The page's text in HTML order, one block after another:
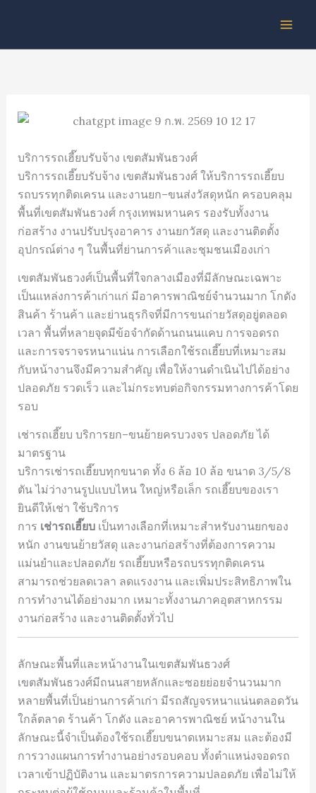
content
บริการรถเฮี๊ยบรับจ้าง เขตสัมพันธวงศ์
บริการรถเฮี๊ยบรับจ้าง เขตสัมพันธวงศ์ ให้บริการรถเฮี๊ยบ
รถบรรทุกติดเครน และงานยก–ขนส่งวัสดุหนัก ครอบคลุม
พื้นที่เขตสัมพันธวงศ์ กรุงเทพมหานคร รองรับทั้งงาน
ก่อสร้าง งานปรับปรุงอาคาร งานยกวัสดุ และงานติดตั้ง
อุปกรณ์ต่าง ๆ ในพื้นที่ย่านการค้าและชุมชนเมืองเก่า
เขตสัมพันธวงศ์เป็นพื้นที่ใจกลางเมืองที่มีลักษณะเฉพาะ
เป็นแหล่งการค้าเก่าแก่ มีอาคารพาณิชย์จำนวนมาก โกดัง
สินค้า ร้านค้า และย่านธุรกิจที่มีการขนถ่ายวัสดุอยู่ตลอด
เวลา พื้นที่หลายจุดมีข้อจำกัดด้านถนนแคบ การจอดรถ
และการจราจรหนาแน่น การเลือกใช้รถเฮี๊ยบที่เหมาะสม
กับหน้างานจึงมีความสำคัญ เพื่อให้งานดำเนินไปได้อย่าง
ปลอดภัย รวดเร็ว และไม่กระทบต่อกิจกรรมทางการค้าโดย
รอบ
เช่ารถเฮี๊ยบ บริการยก–ขนย้ายครบวงจร ปลอดภัย ได้
มาตรฐาน
บริการเช่ารถเฮี๊ยบทุกขนาด ทั้ง 6 ล้อ 10 ล้อ ขนาด 3/5/8
ตัน ไม่ว่างานรูปแบบไหน ใหญ่หรือเล็ก รถเฮี๊ยบของเรา
ยินดีให้เช่า ใช้บริการ
การ เช่ารถเฮี๊ยบเป็นทางเลือกที่เหมาะสำหรับงานยกของ
หนัก งานขนย้ายวัสดุ และงานก่อสร้างที่ต้องการความ
แม่นยำและปลอดภัย รถเฮี๊ยบหรือรถบรรทุกติดเครน
สามารถช่วยลดเวลา ลดแรงงาน และเพิ่มประสิทธิภาพใน
การทำงานได้อย่างมาก เหมาะทั้งงานภาคอุตสาหกรรม
งานก่อสร้าง และงานติดตั้งทั่วไป
ลักษณะพื้นที่และหน้างานในเขตสัมพันธวงศ์
เขตสัมพันธวงศ์มีถนนสายหลักและซอยย่อยจำนวนมาก
หลายพื้นที่เป็นย่านการค้าเก่า มีรถสัญจรหนาแน่นตลอดวัน
ใกล้ตลาด ร้านค้า โกดัง และอาคารพาณิชย์ หน้างานใน
ลักษณะนี้จำเป็นต้องใช้รถเฮี๊ยบขนาดเหมาะสม และต้องมี
การวางแผนการทำงานอย่างรอบคอบ ทั้งตำแหน่งจอดรถ
เวลาเข้าปฏิบัติงาน และมาตรการความปลอดภัย เพื่อไม่ให้